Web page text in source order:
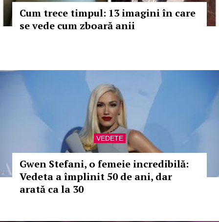
Cum trece timpul: 13 imagini în care
se vede cum zboară anii
VEDETE
Gwen Stefani, o femeie incredibilă:
Vedeta a împlinit 50 de ani, dar
arată ca la 30